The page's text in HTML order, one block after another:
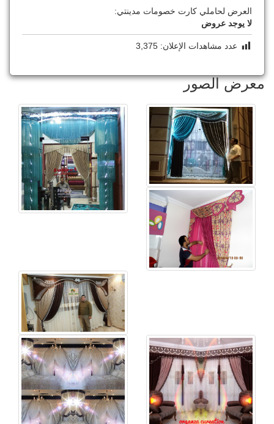
العرض لحاملي كارت خصومات مدينتي:
لا يوجد عروض
عدد مشاهدات الإعلان: 3,375
معرض الصور